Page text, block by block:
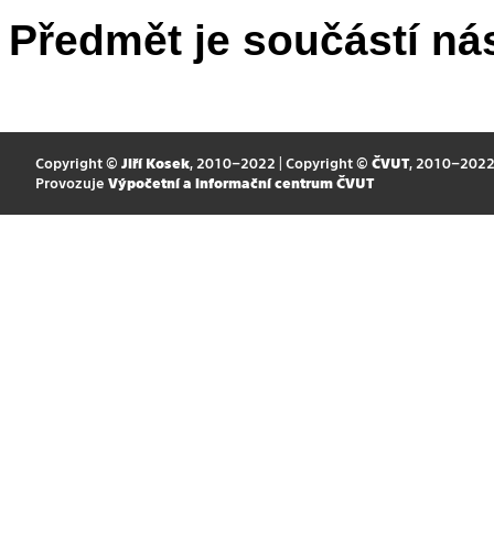
Předmět je součástí
Copyright © Jiří Kosek, 2010–2022 | Copyright © ČVUT, 2010–2022
Provozuje Výpočetní a informační centrum ČVUT